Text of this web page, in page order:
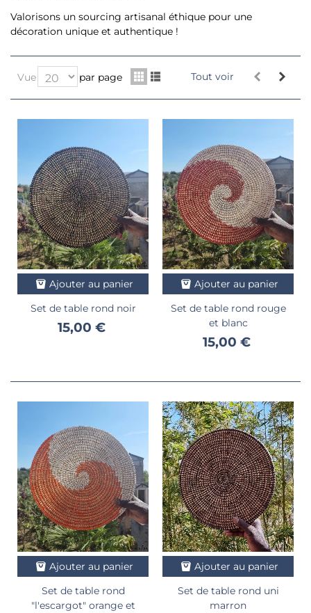
Valorisons un sourcing artisanal éthique pour une
décoration unique et authentique !
Vue par page Tout voir
Ajouter au panier
Set de table rond noir
15,00 €
Ajouter au panier
Set de table rond rouge
et blanc
15,00 €
Ajouter au panier
Set de table rond
"l'escargot" orange et
Ajouter au panier
Set de table rond uni
marron